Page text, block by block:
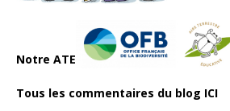
Notre ATE
Tous les commentaires du blog ICI